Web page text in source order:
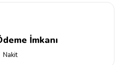
İmkanı
Nakit